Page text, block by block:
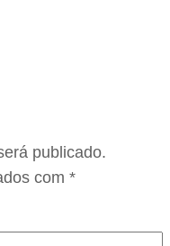
publicado.
com *